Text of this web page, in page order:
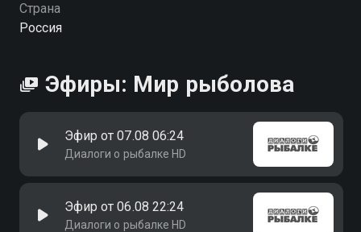
Страна
Россия
Эфиры: Мир рыболова
Эфир от 07.08 06:24
Диалоги о рыбалке HD
Эфир от 06.08 22:24
Диалоги о рыбалке HD